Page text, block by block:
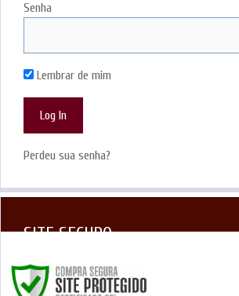
Senha
Lembrar de mim
Perdeu sua senha?
SITE SEGURO